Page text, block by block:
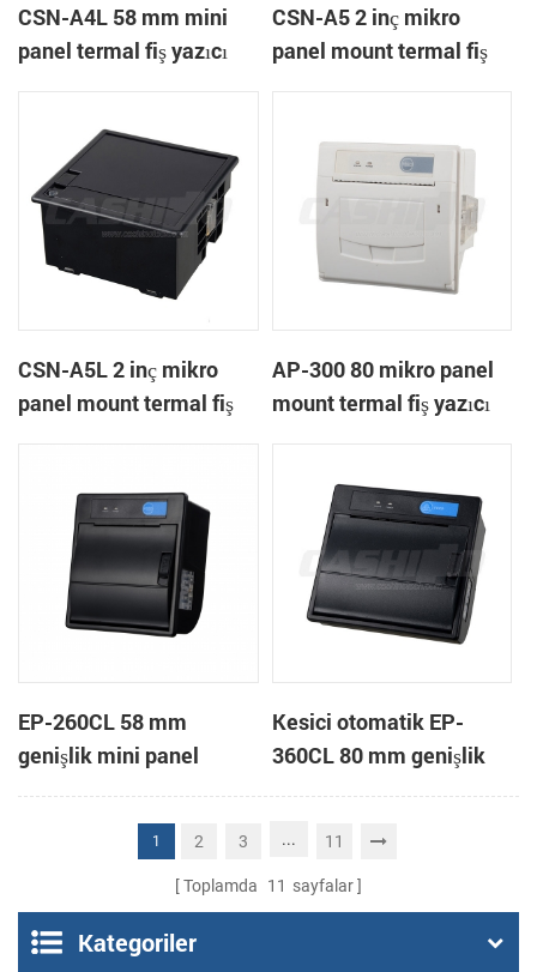
CSN-A4L 58 mm mini
panel termal fiş yazıcı
CSN-A5 2 inç mikro
panel mount termal fiş
CSN-A5L 2 inç mikro
panel mount termal fiş
AP-300 80 mikro panel
mount termal fiş yazıcı
EP-260CL 58 mm
genişlik mini panel
otomatik kesici termal
yazıcı bağlama
Kesici otomatik EP-
360CL 80 mm genişlik
mini paneli termal yazıcı
1 2 3 ... 11
Toplamda 11 sayfalar
Kategoriler